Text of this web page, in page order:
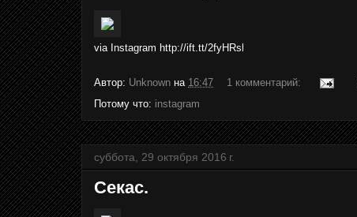
via Instagram http://ift.tt/2fyHRsl
Автор: Unknown на 16:47
1 комментарий:
Потому что: instagram
суббота, 29 октября 2016 г.
Секас.